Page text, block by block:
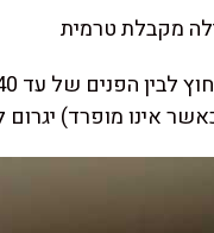
מקבלת טרמית
אינו מופרד)